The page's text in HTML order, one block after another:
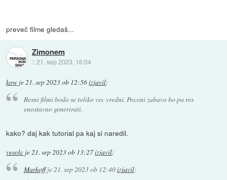
preveč filme gledaš...
Zimonem
::21. sep 2023, 16:04
kow je21. sep 2023 ob 12:56izjavil:
Resni filmi bodo se toliko vec vredni. Poceni zabavo bo pa res
enostavno generirati.
kako? daj kak tutorial pa kaj si naredil.
vesolc je21. sep 2023 ob 13:27izjavil:
Markoffje21. sep 2023 ob 12:40izjavil: